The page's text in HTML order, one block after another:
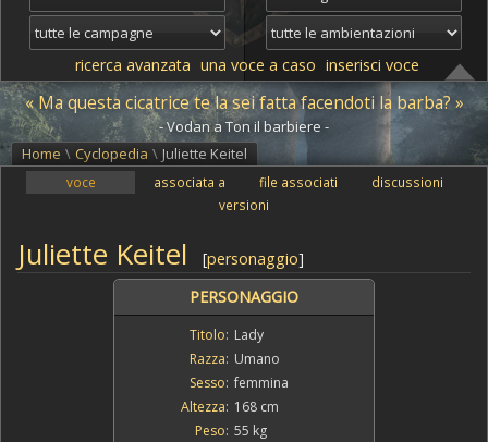
ricerca avanzata una voce a caso inserisci voce
« Ma questa cicatrice te la sei fatta facendoti la barba? »
- Vodan a Ton il barbiere -
Home \ Cyclopedia \ Juliette Keitel
voce associata a file associati
discussioni
versioni
Juliette Keitel [personaggio]
PERSONAGGIO
Titolo: Lady
Razza: Umano
Sesso: femmina
Altezza: 168 cm
Peso: 55 kg